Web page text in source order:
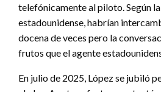
telefónicamente al piloto. Según
estadounidense, habrían
docena de veces pero la
frutos que el agente
En julio de 2025, López se jubiló